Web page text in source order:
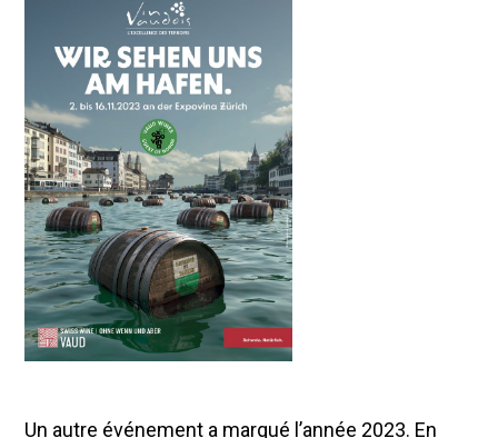
Un autre événement a marqué l’année 2023. En